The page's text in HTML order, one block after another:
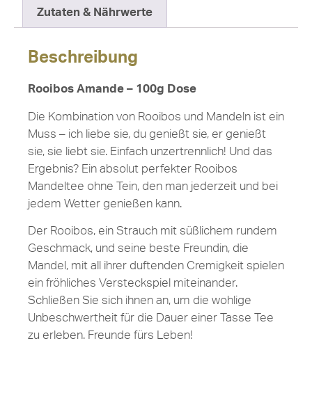
Zutaten & Nährwerte
Beschreibung
Rooibos Amande – 100g Dose
Die Kombination von Rooibos und Mandeln ist ein
Muss – ich liebe sie, du genießt sie, er genießt
sie, sie liebt sie. Einfach unzertrennlich! Und das
Ergebnis? Ein absolut perfekter Rooibos
Mandeltee ohne Tein, den man jederzeit und bei
jedem Wetter genießen kann.
Der Rooibos, ein Strauch mit süßlichem rundem
Geschmack, und seine beste Freundin, die
Mandel, mit all ihrer duftenden Cremigkeit spielen
ein fröhliches Versteckspiel miteinander.
Schließen Sie sich ihnen an, um die wohlige
Unbeschwertheit für die Dauer einer Tasse Tee
zu erleben. Freunde fürs Leben!